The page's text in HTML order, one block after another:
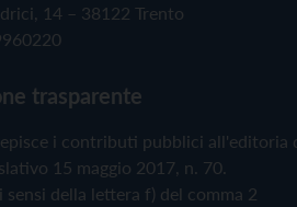
14 – 38122 Trento
trasparente
i contributi pubblici all'editoria
15 maggio 2017, n. 70.
sensi della lettera f) del comma 2